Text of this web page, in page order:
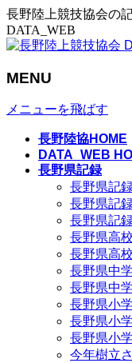
長野陸上競技協会の
DATA_WEB
MENU
メニューを飛ばす
長野陸協HOME
DATA_WEB
長野県記録
長野県記
長野県記
長野県記
長野県高
長野県高
長野県中
長野県中
長野県小
長野県小
長野県小
今年樹立